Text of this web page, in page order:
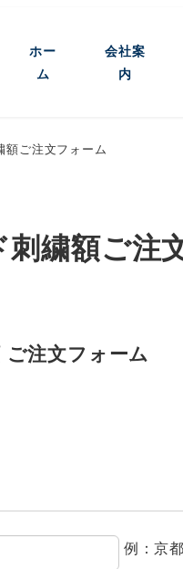
ホー
ム
会社案
内
額ご注文フォーム
繍額ご注
注文フォーム
例：京